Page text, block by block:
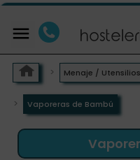

Menaje / Utensilios
Vaporeras de Bambú